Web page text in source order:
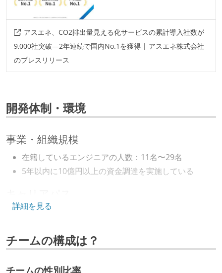
アスエネ、CO2排出量見える化サービスの累計導入社数が
9,000社突破—2年連続で国内No.1を獲得 | アスエネ株式会社
のプレスリリース
開発体制・環境
事業・組織規模
在籍しているエンジニアの人数：11名〜29名
5年以内に10億円以上の資金調達を実施している
エンジニアの人事評価にエンジニア経験者が関わって
社内で、バックエンドチームからSREチームへの異動
など、キャリア形成を目的とした職域を超えての積極
的な異動が推奨され、実施されている
詳細を見る
チームの構成は？
チームの性別比率